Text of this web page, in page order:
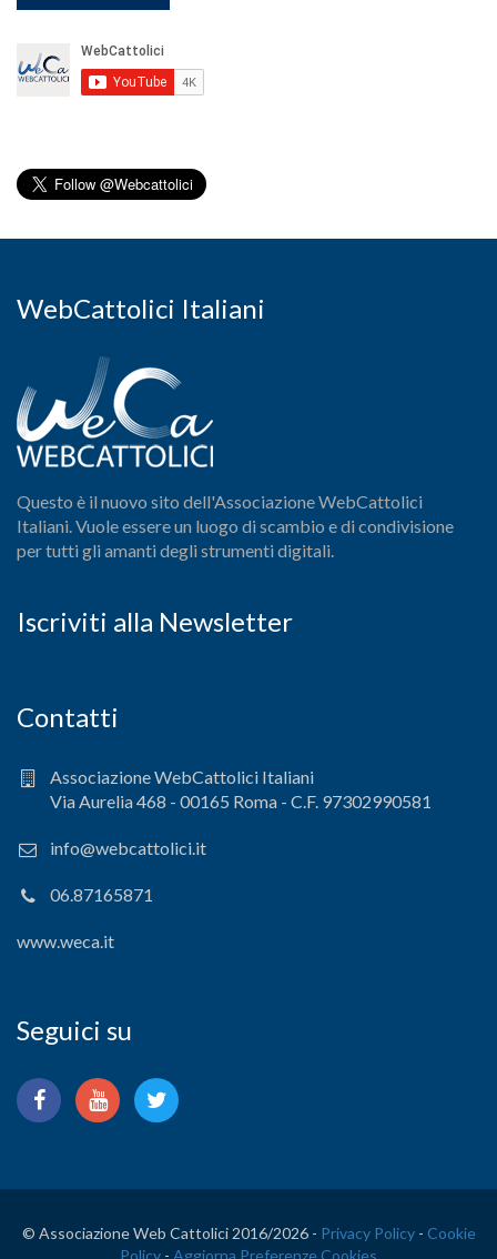
WebCattolici Italiani
Questo è il nuovo sito dell'Associazione WebCattolici
Italiani. Vuole essere un luogo di scambio e di condivisione
per tutti gli amanti degli strumenti digitali.
Iscriviti alla Newsletter
Contatti
Associazione WebCattolici Italiani
Via Aurelia 468 - 00165 Roma - C.F. 97302990581
info@webcattolici.it
06.87165871
www.weca.it
Seguici su
© Associazione Web Cattolici 2016/2026 - Privacy Policy- Cookie
Policy - Aggiorna Preferenze Cookies